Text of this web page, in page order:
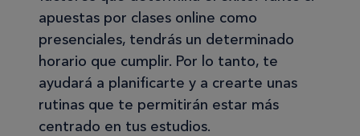
apuestas por clases online como
presenciales, tendrás un determinado
horario que cumplir. Por lo tanto, te
ayudará a planificarte y a crearte unas
rutinas que te permitirán estar más
centrado en tus estudios.